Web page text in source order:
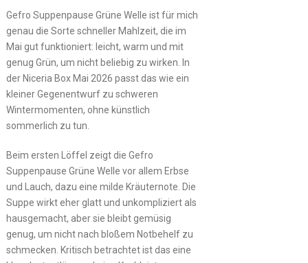
Gefro Suppenpause Grüne Welle ist für mich
genau die Sorte schneller Mahlzeit, die im
Mai gut funktioniert: leicht, warm und mit
genug Grün, um nicht beliebig zu wirken. In
der Niceria Box Mai 2026 passt das wie ein
kleiner Gegenentwurf zu schweren
Wintermomenten, ohne künstlich
sommerlich zu tun.
Beim ersten Löffel zeigt die Gefro
Suppenpause Grüne Welle vor allem Erbse
und Lauch, dazu eine milde Kräuternote. Die
Suppe wirkt eher glatt und unkompliziert als
hausgemacht, aber sie bleibt gemüsig
genug, um nicht nach bloßem Notbehelf zu
schmecken. Kritisch betrachtet ist das eine